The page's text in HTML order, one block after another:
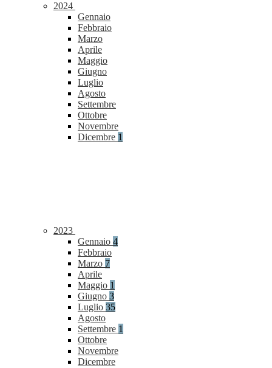
2024
Gennaio
Febbraio
Marzo
Aprile
Maggio
Giugno
Luglio
Agosto
Settembre
Ottobre
Novembre
Dicembre 1
2023
Gennaio 4
Febbraio
Marzo 7
Aprile
Maggio 1
Giugno 3
Luglio 35
Agosto
Settembre 1
Ottobre
Novembre
Dicembre